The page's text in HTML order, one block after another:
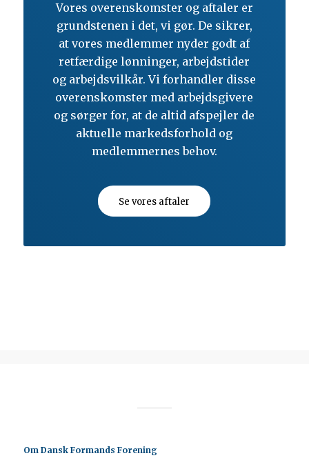
Vores overenskomster og aftaler er
grundstenen i det, vi gør. De sikrer,
at vores medlemmer nyder godt af
retfærdige lønninger, arbejdstider
og arbejdsvilkår. Vi forhandler disse
overenskomster med arbejdsgivere
og sørger for, at de altid afspejler de
aktuelle markedsforhold og
medlemmernes behov.
Se vores aftaler
Om Dansk Formands Forening